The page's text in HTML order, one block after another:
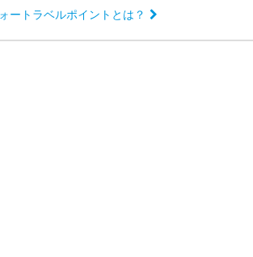
ートラベルポイントとは？